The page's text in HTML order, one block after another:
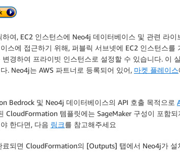
하여, EC2 인스턴스에 Neo4j 데이터베이스 및 관련 라
스에 접근하기 위해, 퍼블릭 서브넷에 EC2 인스턴스
변경하여 프라이빗 인스턴스로 설정할 수 있습니다. 이
. Neo4j는 AWS 파트너로 등록되어 있어, 마켓 플레이스
Bedrock 및 Neo4j 데이터베이스의 API 호출 목적으로
CloudFormation 템플릿에는 SageMaker 구성이 포함
한다면, 다음 링크를 참고해주세요
료되면 CloudFormation의 [Outputs] 탭에서 Neo4j가 설